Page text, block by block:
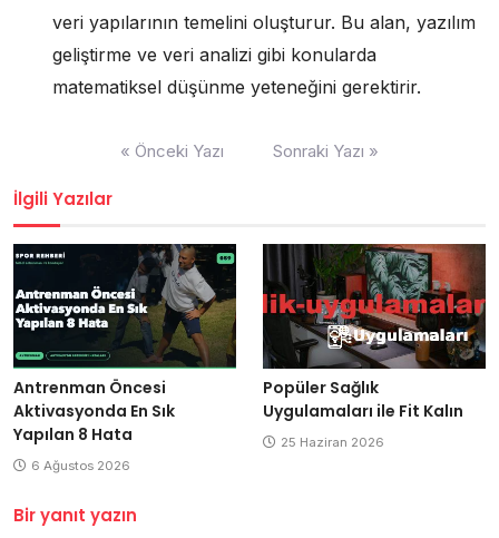
veri yapılarının temelini oluşturur. Bu alan, yazılım
geliştirme ve veri analizi gibi konularda
matematiksel düşünme yeteneğini gerektirir.
« Önceki Yazı Sonraki Yazı »
İlgili Yazılar
Antrenman Öncesi
Aktivasyonda En Sık
Yapılan 8 Hata
6 Ağustos 2026
Popüler Sağlık
Uygulamaları ile Fit Kalın
25 Haziran 2026
Bir yanıt yazın